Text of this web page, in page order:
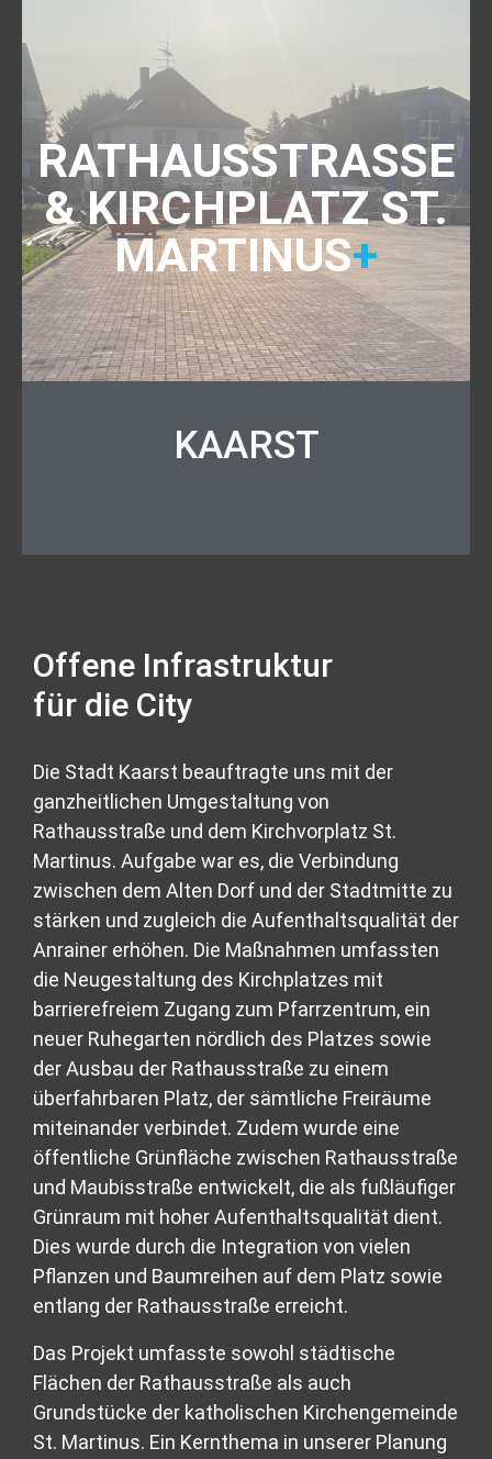
RATHAUSSTRASSE &
KIRCHPLATZ ST. M
ARTINUS +
KAARST
Offene Infrastruktur
für die City
Die Stadt Kaarst beauftragte uns mit der
ganzheitlichen Umgestaltung von
Rathausstraße und dem Kirchvorplatz St.
Martinus. Aufgabe war es, die Verbindung
zwischen dem Alten Dorf und der Stadtmitte zu
stärken und zugleich die Aufenthaltsqualität der
Anrainer erhöhen. Die Maßnahmen umfassten
die Neugestaltung des Kirchplatzes mit
barrierefreiem Zugang zum Pfarrzentrum, ein
neuer Ruhegarten nördlich des Platzes sowie
der Ausbau der Rathausstraße zu einem
überfahrbaren Platz, der sämtliche Freiräume
miteinander verbindet. Zudem wurde eine
öffentliche Grünfläche zwischen Rathausstraße
und Maubisstraße entwickelt, die als fußläufiger
Grünraum mit hoher Aufenthaltsqualität dient.
Dies wurde durch die Integration von vielen
Pflanzen und Baumreihen auf dem Platz sowie
entlang der Rathausstraße erreicht.
Das Projekt umfasste sowohl städtische
Flächen der Rathausstraße als auch
Grundstücke der katholischen Kirchengemeinde
St. Martinus. Ein Kernthema in unserer Planung